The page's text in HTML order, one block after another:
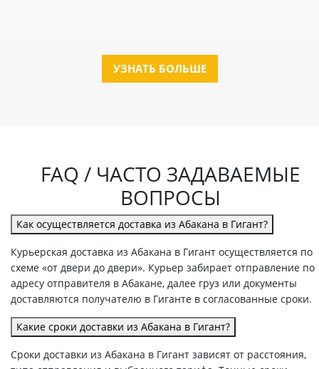
УЗНАТЬ БОЛЬШЕ
FAQ / ЧАСТО ЗАДАВАЕМЫЕ
ВОПРОСЫ
Как осуществляется доставка из Абакана в Гигант?
Курьерская доставка из Абакана в Гигант осуществляется по
схеме «от двери до двери». Курьер забирает отправление по
адресу отправителя в Абакане, далее груз или документы
доставляются получателю в Гиганте в согласованные сроки.
Какие сроки доставки из Абакана в Гигант?
Сроки доставки из Абакана в Гигант зависят от расстояния,